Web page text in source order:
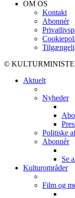
OM OS
Kontakt
Abonnér
©
Aktuelt
Nyheder
Politiske
Abonnér
Se
Kulturområder
Film og